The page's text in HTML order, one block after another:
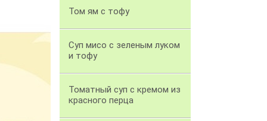
Том ям с тофу
Суп мисо с зеленым луком
и тофу
Томатный суп с кремом из
красного перца